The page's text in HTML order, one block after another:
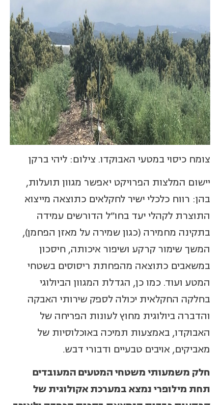
צומח כיסוי במטעי האבוקדו. צילום: ליהי ברקן
יישום המלצות הפרויקט יאפשר מגוון תועלות,
בהן: רווח כלכלי ישיר לחקלאים כתוצאה מייצוא
התוצרת לקהלי יעד בחו"ל הדורשים עמידה
בתקינה מחמירה (כגון שמירה על מאזן הפחמן),
המשך שימור קרקע ושיפור איכותה, חיסכון
במשאבים כתוצאה מהפחתת ריסוסים בשטחי
המטע ועוד. כמו כן, הגדלת המגוון הביולוגי
בחלקה החקלאית יכולה לספק שירותי האבקה
והדברה ביולוגית מחוץ לעונות הפריחה של
האבוקדו, באמצעות תמיכה באוכלוסיות של
מאביקים, אויבים טבעיים ודבורי דבש.
חלק משמעותי משטחי המטעים המעובדים
תחת מילופרי נמצא במערכת אקולוגית של